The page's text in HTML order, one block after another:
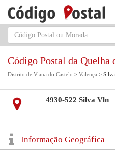
Código Postal da Quelha
Distrito de Viana do Castelo > Valença > Silva
4930-522 Silva Vln
Informação Geográfica